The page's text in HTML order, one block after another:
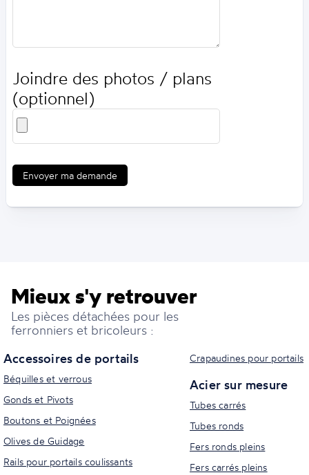
Joindre des photos / plans
(optionnel)
Envoyer ma demande
Mieux s'y retrouver
Les pièces détachées pour les
ferronniers et bricoleurs :
Accessoires de portails
Béquilles et verrous
Gonds et Pivots
Boutons et Poignées
Olives de Guidage
Rails pour portails coulissants
Crapaudines pour portails
Acier sur mesure
Tubes carrés
Tubes ronds
Fers ronds pleins
Fers carrés pleins